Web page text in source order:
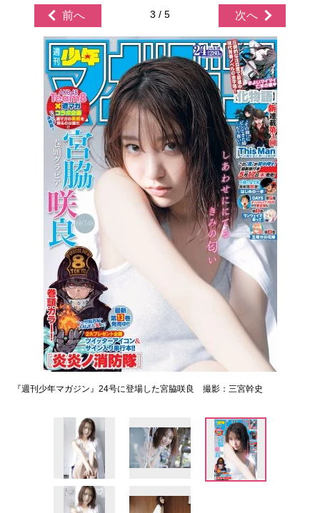
前へ 3 / 5 次へ
『週刊少年マガジン』24号に登場した宮脇咲良 撮影：三宮幹史